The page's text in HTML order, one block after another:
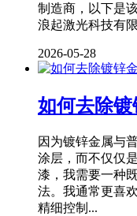
制造商，以下是
浪起激光科技有
2026-05-28
如何去除镀
因为镀锌金属与
涂层，而不仅仅
漆，我需要一种
法。我通常更喜
精细控制...